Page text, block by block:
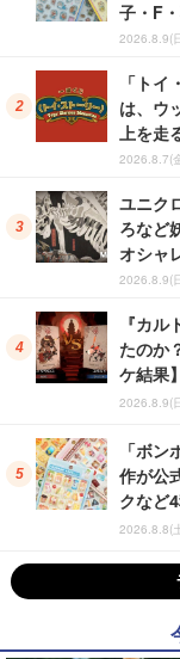
子・F
2026.8.9(
「ト
は、ウ
上を走
2026.8.7(
ユニク
ろなど
オシャ
2026.8.9(
『カ
たのか
ケ結果】
2026.8.9(
「ボ
作が公
クなど
2026.8.8(